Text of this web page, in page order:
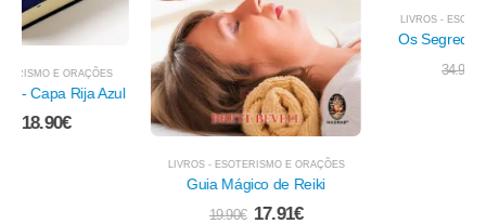
LIVROS - ESOTERISMO E ORAÇÕES
Guia Mágico de Reiki
LIVROS - ESOTERISMO E ORAÇÕES
Os Segredos da Maçonaria
34.90€